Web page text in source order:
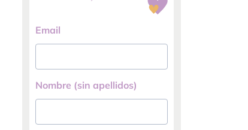
Email
Nombre (sin apellidos)